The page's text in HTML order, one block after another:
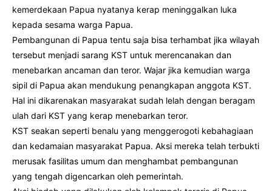
kemerdekaan Papua nyatanya kerap meninggalkan luka
kepada sesama warga Papua.
Pembangunan di Papua tentu saja bisa terhambat jika wilayah
tersebut menjadi sarang KST untuk merencanakan dan
menebarkan ancaman dan teror. Wajar jika kemudian warga
sipil di Papua akan mendukung penangkapan anggota KST.
Hal ini dikarenakan masyarakat sudah lelah dengan beragam
ulah dari KST yang kerap menebarkan teror.
KST seakan seperti benalu yang menggerogoti kebahagiaan
dan kedamaian masyarakat Papua. Aksi mereka telah terbukti
merusak fasilitas umum dan menghambat pembangunan
yang tengah digencarkan oleh pemerintah.